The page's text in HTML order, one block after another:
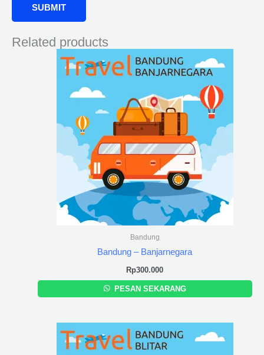
Related products
Bandung
Bandung – Banjarnegara
Rp300.000
PESAN SEKARANG